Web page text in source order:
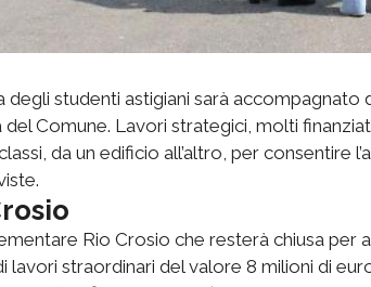
degli studenti astigiani sarà accompagnato
Comune. Lavori strategici, molti
da un edificio all’altro, per consentire
Rio Crosio che resterà chiusa per
lavori straordinari del valore 8 milioni di